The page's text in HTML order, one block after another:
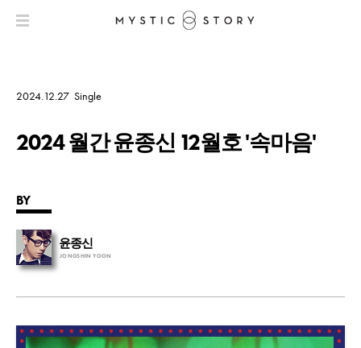
2024.12.27 Single
2024 월간 윤종신 12월호 '속마음'
BY
윤종신
JONGSHIN YOON